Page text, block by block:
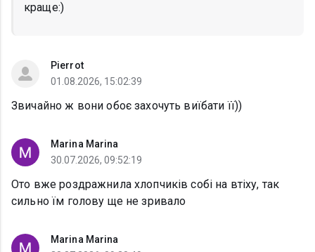
краще:)
Pierrot
01.08.2026, 15:02:39
Звичайно ж вони обоє захочуть виїбати її))
Marina Marina
30.07.2026, 09:52:19
Ото вже роздражнила хлопчиків собі на втіху, так
сильно їм голову ще не зривало
Marina Marina